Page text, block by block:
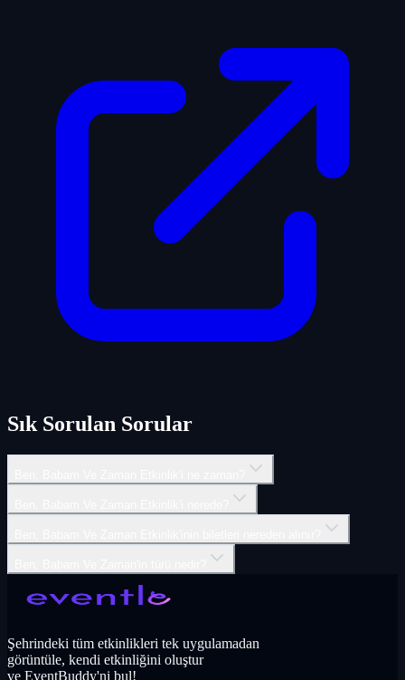
Sık Sorulan Sorular
Şehrindeki tüm etkinlikleri tek uygulamadan
görüntüle, kendi etkinliğini oluştur
ve EventBuddy'ni bul!